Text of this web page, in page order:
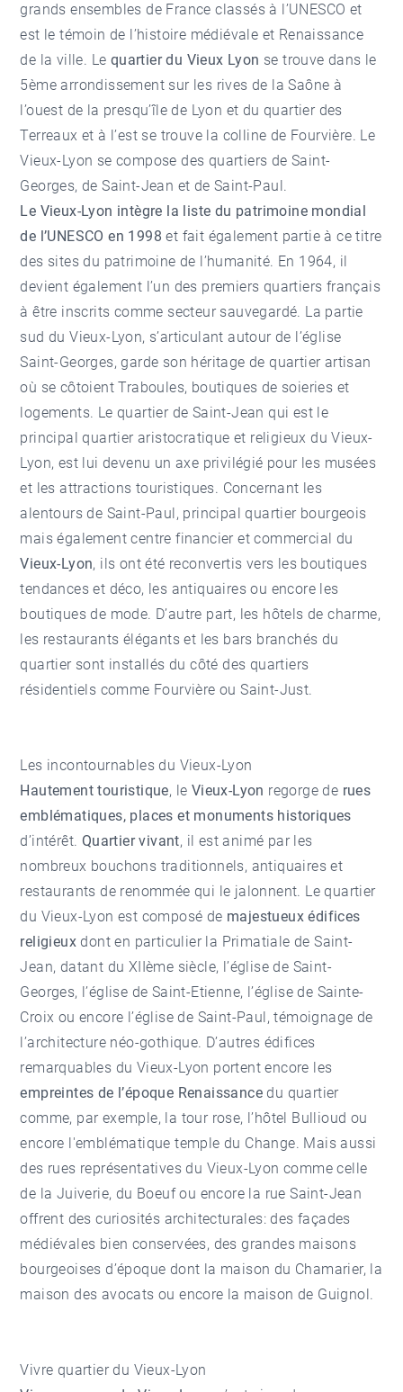
grands ensembles de France classés à l’UNESCO et
est le témoin de l’histoire médiévale et Renaissance
de la ville. Le quartier du Vieux Lyon se trouve dans le
5ème arrondissement sur les rives de la Saône à
l’ouest de la presqu’île de Lyon et du quartier des
Terreaux et à l’est se trouve la colline de Fourvière. Le
Vieux-Lyon se compose des quartiers de Saint-
Georges, de Saint-Jean et de Saint-Paul.
Le Vieux-Lyon intègre la liste du patrimoine mondial
de l’UNESCO en 1998 et fait également partie à ce titre
des sites du patrimoine de l’humanité. En 1964, il
devient également l’un des premiers quartiers français
à être inscrits comme secteur sauvegardé. La partie
sud du Vieux-Lyon, s’articulant autour de l’église
Saint-Georges, garde son héritage de quartier artisan
où se côtoient Traboules, boutiques de soieries et
logements. Lequartier de Saint-Jean qui est le
principal quartier aristocratique et religieux du Vieux-
Lyon, est lui devenu un axe privilégié pour les musées
et les attractions touristiques. Concernant les
alentours de Saint-Paul, principal quartier bourgeois
mais également centre financier et commercial du
Vieux-Lyon, ils ont été reconvertis vers les boutiques
tendances et déco, les antiquaires ou encore les
boutiques de mode. D’autre part, les hôtels de charme,
les restaurants élégants et les bars branchés du
quartier sont installés du côté des quartiers
résidentiels comme Fourvière ouSaint-Just.
Les incontournables du Vieux-Lyon
Hautement touristique, le Vieux-Lyon regorge de rues
emblématiques, places et monuments historiques
d’intérêt. Quartier vivant, il est animé par les
nombreux bouchons traditionnels, antiquaires et
restaurants de renommée qui le jalonnent. Le quartier
du Vieux-Lyon est composé de majestueux édifices
religieux dont en particulier la Primatiale de Saint-
Jean, datant du XIIème siècle, l’église de Saint-
Georges, l’église de Saint-Etienne, l’église de Sainte-
Croix ou encore l’église de Saint-Paul, témoignage de
l’architecture néo-gothique. D’autres édifices
remarquables du Vieux-Lyon portent encore les
empreintes de l’époque Renaissance du quartier
comme, par exemple, la tour rose, l’hôtel Bullioud ou
encore l'emblématique temple du Change. Mais aussi
des rues représentatives du Vieux-Lyon comme celle
de la Juiverie, du Boeuf ou encore la rue Saint-Jean
offrent des curiosités architecturales: des façades
médiévales bien conservées, des grandes maisons
bourgeoises d’époque dont la maison du Chamarier, la
maison des avocats ou encore la maison de Guignol.
Vivre quartier du Vieux-Lyon